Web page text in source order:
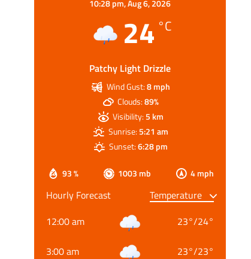
10:28 pm,Aug 6, 2026
24 °C
Patchy Light Drizzle
93 % 1003 mb 4 mph
Wind Gust:8 mph
Clouds:89%
Visibility:5 km
Sunrise:5:21 am
Sunset:6:28 pm
Hourly Forecast
12:00 am
23°/24°
3:00 am 23°/23°